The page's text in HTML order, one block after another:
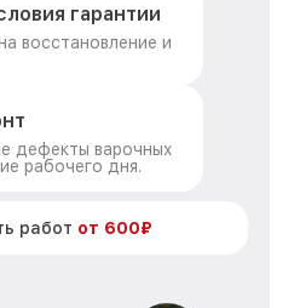
гарантии
восстановление и
дефекты варочных
рабочего дня.
работ от 600₽